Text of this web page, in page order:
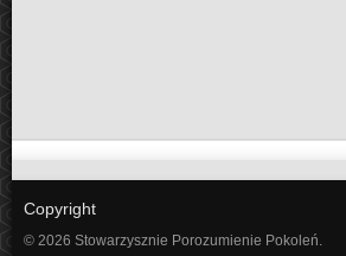
Copyright
© 2026 Stowarzysznie Porozumienie Pokoleń.